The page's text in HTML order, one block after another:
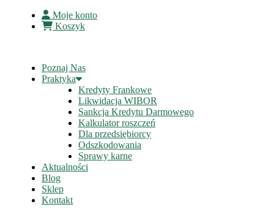
Moje konto
Koszyk
Poznaj Nas
Praktyka
Kredyty Frankowe
Likwidacja WIBOR
Sankcja Kredytu Darmowego
Kalkulator roszczeń
Dla przedsiębiorcy
Odszkodowania
Sprawy karne
Aktualności
Blog
Sklep
Kontakt